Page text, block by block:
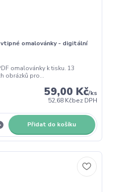
omalovánky - digitální
omalovánky k tisku. 13
obrázků pro...
59,00 Kč/ks
52,68 Kčbez DPH
Přidat do košíku